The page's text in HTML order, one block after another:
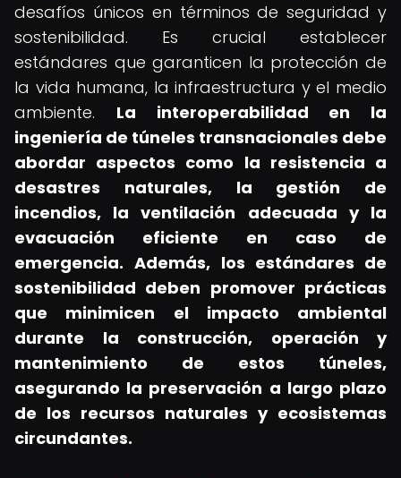
desafíos únicos en términos de seguridad y
sostenibilidad. Es crucial establecer
estándares que garanticen la protección de
la vida humana, la infraestructura y el medio
ambiente. La interoperabilidad en la
ingeniería de túneles transnacionales debe
abordar aspectos como la resistencia a
desastres naturales, la gestión de
incendios, la ventilación adecuada y la
evacuación eficiente en caso de
emergencia. Además, los estándares de
sostenibilidad deben promover prácticas
que minimicen el impacto ambiental
durante la construcción, operación y
mantenimiento de estos túneles,
asegurando la preservación a largo plazo
de los recursos naturales y ecosistemas
circundantes.